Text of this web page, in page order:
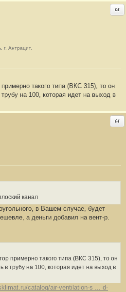
г. Антрацит.
такого типа (ВКС 315), то он
на 100, которая идет на выход в
канал
в Вашем случае, будет
а деньги добавил на вент-р.
примерно такого типа (ВКС 315), то он
в трубу на 100, которая идет на выход в
catalog/air-ventilation-s ... d-